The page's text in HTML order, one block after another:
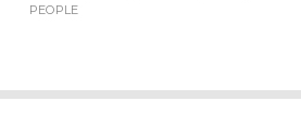
PEOPLE